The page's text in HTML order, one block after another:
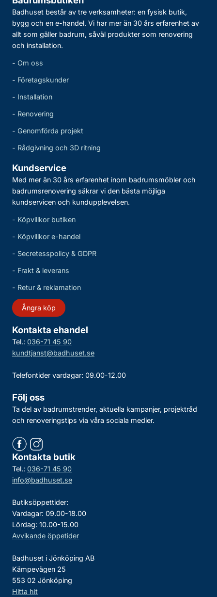
Badhuset består av tre verksamheter: en fysisk butik,
bygg och en e-handel. Vi har mer än 30 års erfarenhet av
allt som gäller badrum, såväl produkter som renovering
och installation.
- Om oss
- Företagskunder
- Installation
- Renovering
- Genomförda projekt
- Rådgivning och 3D ritning
Kundservice
Med mer än 30 års erfarenhet inom badrumsmöbler och
badrumsrenovering säkrar vi den bästa möjliga
kundservicen och kundupplevelsen.
- Köpvillkor butiken
- Köpvillkor e-handel
- Secretesspolicy & GDPR
- Frakt & leverans
- Retur & reklamation
Ångra köp
Kontakta ehandel
Tel.: 036-71 45 90
kundtjanst@badhuset.se
Telefontider vardagar: 09.00-12.00
Följ oss
Ta del av badrumstrender, aktuella kampanjer, projektråd
och renoveringstips via våra sociala medier.
Kontakta butik
Tel.: 036-71 45 90
info@badhuset.se
Butiksöppettider:
Vardagar: 09.00-18.00
Lördag: 10.00-15.00
Avvikande öppetider
Badhuset i Jönköping AB
Kämpevägen 25
553 02 Jönköping
Hitta hit